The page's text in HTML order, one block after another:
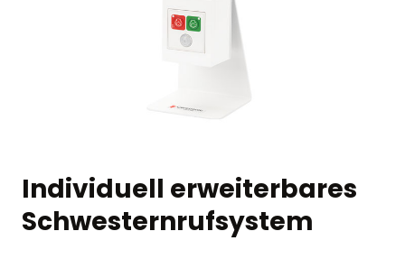
Individuell erweiterbares
Schwesternrufsystem